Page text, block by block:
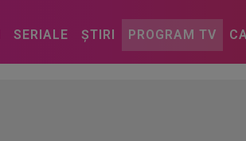
SERIALE ȘTIRI PROGRAM TV